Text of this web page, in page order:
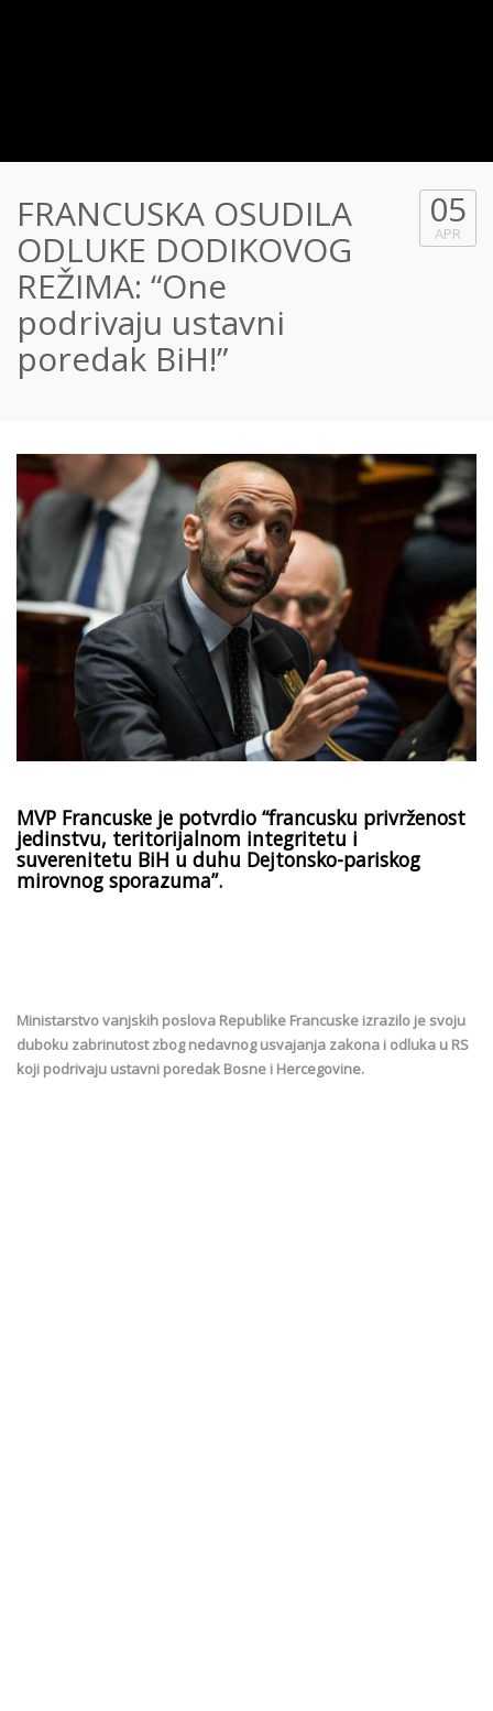
FRANCUSKA OSUDILA
ODLUKE DODIKOVOG
REŽIMA: “One
podrivaju ustavni
poredak BiH!”
05
APR
MVP Francuske je potvrdio “francusku privrženost
jedinstvu, teritorijalnom integritetu i
suverenitetu BiH u duhu Dejtonsko-pariskog
mirovnog sporazuma”.
Ministarstvo vanjskih poslova Republike Francuske izrazilo je svoju
duboku zabrinutost zbog nedavnog usvajanja zakona i odluka u RS
koji podrivaju ustavni poredak Bosne i Hercegovine.